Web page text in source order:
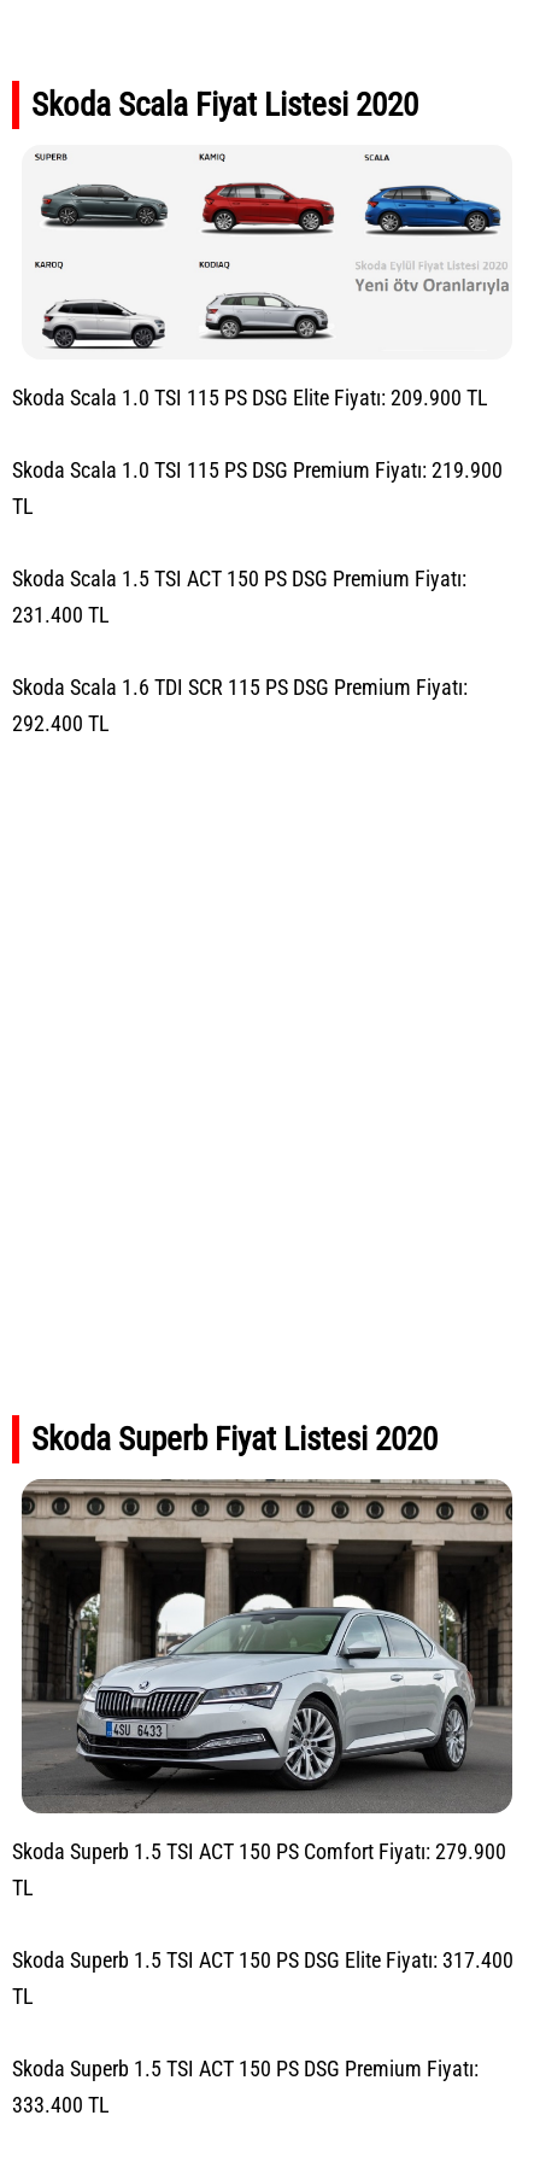
Skoda Scala Fiyat Listesi 2020
Skoda Scala 1.0 TSI 115 PS DSG Elite Fiyatı: 209.900 TL
Skoda Scala 1.0 TSI 115 PS DSG Premium Fiyatı: 219.900
TL
Skoda Scala 1.5 TSI ACT 150 PS DSG Premium Fiyatı:
231.400 TL
Skoda Scala 1.6 TDI SCR 115 PS DSG Premium Fiyatı:
292.400 TL
Skoda Superb Fiyat Listesi 2020
Skoda Superb 1.5 TSI ACT 150 PS Comfort Fiyatı: 279.900
TL
Skoda Superb 1.5 TSI ACT 150 PS DSG Elite Fiyatı: 317.400
TL
Skoda Superb 1.5 TSI ACT 150 PS DSG Premium Fiyatı:
333.400 TL